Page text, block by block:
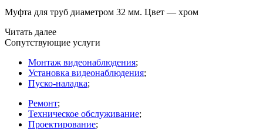
Муфта для труб диаметром 32 мм. Цвет — хром
Читать далее
Сопутствующие услуги
Монтаж видеонаблюдения;
Установка видеонаблюдения;
Пуско-наладка;
Ремонт;
Техническое обслуживание;
Проектирование;